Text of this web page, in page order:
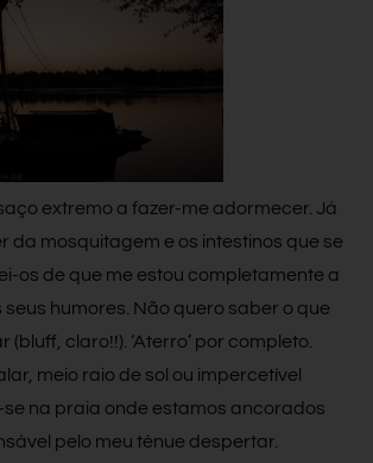
extremo a fazer-me adormecer. Já
da mosquitagem e os intestinos que se
os de que me estou completamente a
humores. Não quero saber o que
claro!!). ‘Aterro’ por completo.
meio raio de sol ou impercetível
na praia onde estamos ancorados
pelo meu ténue despertar.